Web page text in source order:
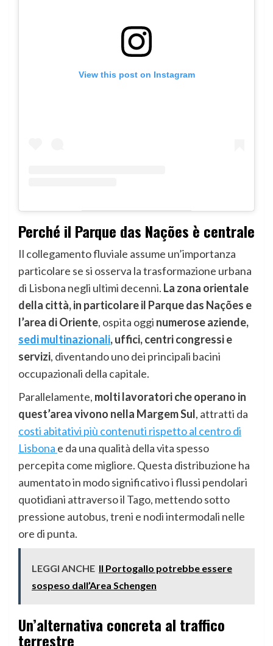
View this post on Instagram
Perché il Parque das Nações è centrale
Il collegamento fluviale assume un’importanza
particolare se si osserva la trasformazione urbana
di Lisbona negli ultimi decenni. La zona orientale
della città, in particolare il Parque das Nações e
l’area di Oriente, ospita oggi numerose aziende,
sedi multinazionali, uffici, centri congressi e
servizi, diventando uno dei principali bacini
occupazionali della capitale.
Parallelamente, molti lavoratori che operano in
quest’area vivono nella Margem Sul, attratti da
costi abitativi più contenuti rispetto al centro di
Lisbona e da una qualità della vita spesso
percepita come migliore. Questa distribuzione ha
aumentato in modo significativo i flussi pendolari
quotidiani attraverso il Tago, mettendo sotto
pressione autobus, treni e nodi intermodali nelle
ore di punta.
LEGGI ANCHE Il Portogallo potrebbe essere
sospeso dall’Area Schengen
Un’alternativa concreta al traffico
terrestre